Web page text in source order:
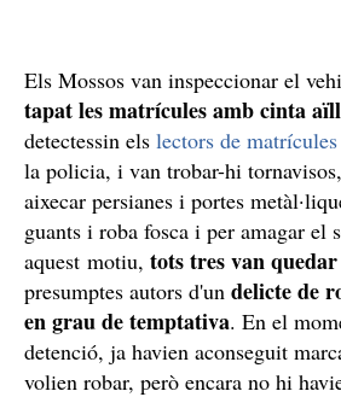
Els Mossos van inspeccionar el
tapat les matrícules amb cinta
detectessin els lectors de matrícules
la policia, i van trobar-hi
aixecar persianes i portes
guants i roba fosca i per amagar el
aquest motiu, tots tres van
presumptes autors d'un delicte de
en grau de temptativa. En el
detenció, ja havien aconseguit
volien robar, però encara no hi